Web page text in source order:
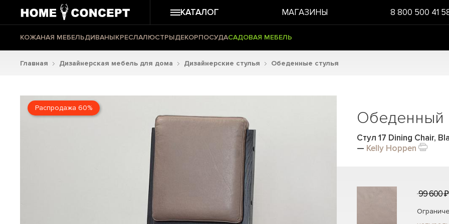
КАТАЛОГ МАГАЗИНЫ 8 800 500 41
КОЖАНАЯ МЕБЕЛЬДИВАНЫКРЕСЛАЛЮСТРЫДЕКОРПОСУДАСАДОВАЯ МЕБЕЛЬ
Главная Дизайнерская мебель для дома Дизайнерские стулья Обеденные стулья
Распродажа 60%
Обеденный
Стул 17 Dining Chair,
— Kelly Hoppen
99 600 ₽